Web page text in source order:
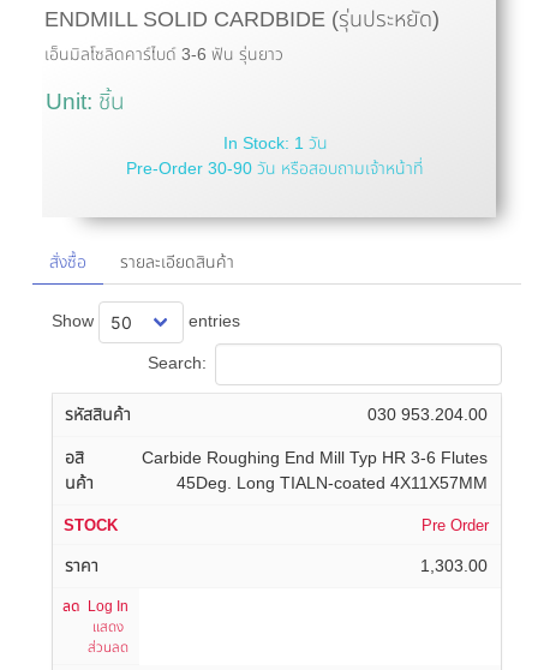
ENDMILL SOLID CARDBIDE (รุ่นประหยัด)
เอ็นมิลโซลิดคาร์ไบด์ 3-6 ฟัน รุ่นยาว
Unit: ชิ้น
In Stock: 1 วัน
Pre-Order 30-90 วัน หรือสอบถามเจ้าหน้าที่
สั่งซื้อ รายละเอียดสินค้า
Show entries
Search:
030 953.204.00
Carbide Roughing End Mill Typ HR 3-6 Flutes
45Deg. Long TIALN-coated 4X11X57MM
Pre Order
1,303.00
Log In
แสดง
ส่วนลด